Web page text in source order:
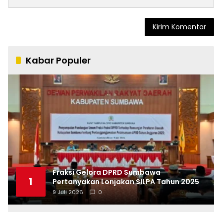
Kabar Populer
1
Fraksi Gelora DPRD Sumbawa
Pertanyakan Lonjakan SILPA Tahun 2025
9 Juli 2026 0